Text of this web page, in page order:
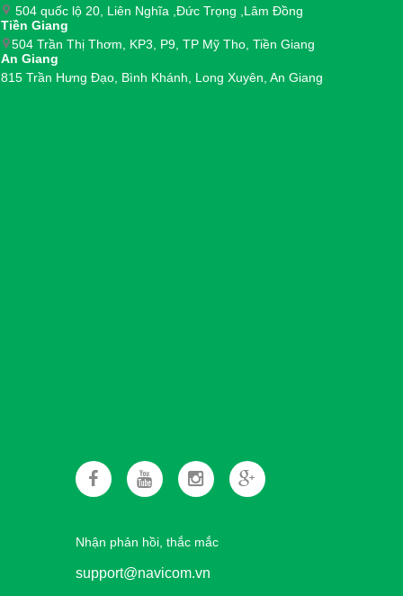
504 quốc lộ 20, Liên Nghĩa ,Đức Trọng ,Lâm Đồng
Tiền Giang
504 Trần Thị Thơm, KP3, P9, TP Mỹ Tho, Tiền Giang
An Giang
815 Trần Hưng Đạo, Bình Khánh, Long Xuyên, An Giang
Nhận phản hồi, thắc mắc
support@navicom.vn